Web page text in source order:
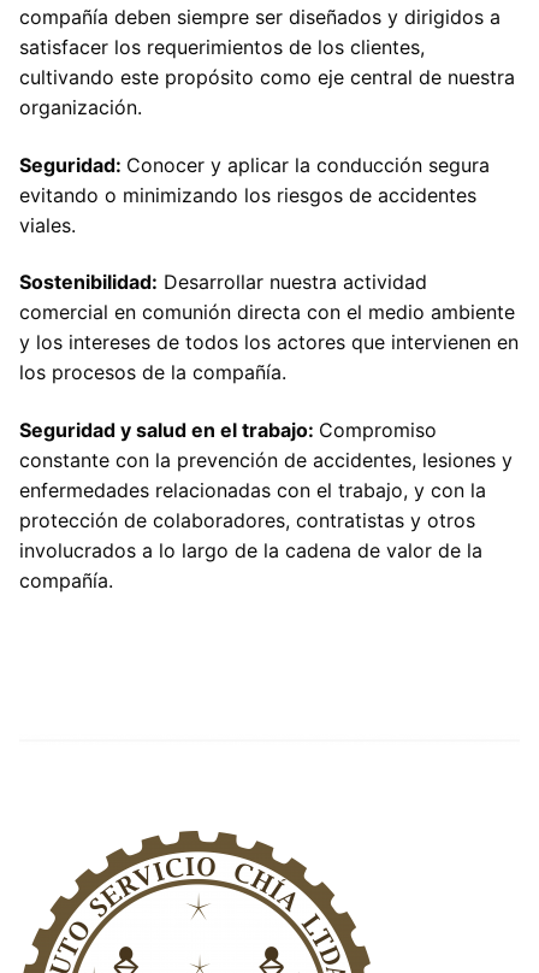
compañía deben siempre ser diseñados y dirigidos a
satisfacer los requerimientos de los clientes,
cultivando este propósito como eje central de nuestra
organización.
Seguridad: Conocer y aplicar la conducción segura
evitando o minimizando los riesgos de accidentes
viales.
Sostenibilidad: Desarrollar nuestra actividad
comercial en comunión directa con el medio ambiente
y los intereses de todos los actores que intervienen en
los procesos de la compañía.
Seguridad y salud en el trabajo: Compromiso
constante con la prevención de accidentes, lesiones y
enfermedades relacionadas con el trabajo, y con la
protección de colaboradores, contratistas y otros
involucrados a lo largo de la cadena de valor de la
compañía.